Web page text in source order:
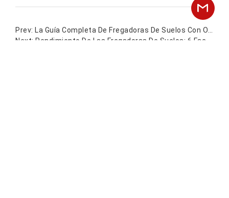
La Guía Completa De Fregadoras De Suelos Con Operador A Bordo: Especificaciones, Selección Y Rentabilidad De La Inversión
Rendimiento De Las Fregadoras De Suelos: 6 Factores Clave Que Afectan A Los Resultados Reales De Limpieza.